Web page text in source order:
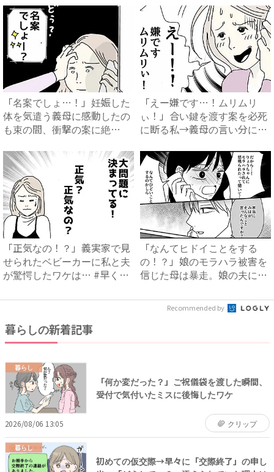
「名案でしょ…！」妊娠した
体を気遣う義母に感動したの
も束の間、衝撃の案に絶
「えー嫌です…！ムリムリ
ぃ！」合い鍵を渡す案を必死
に断る私→義母の言い分にあ
「正気なの！？」義実家で見
せられたベビーカーに私と夫
が驚愕したワケは… #早く
「なんてヒドイことをする
の！？」娘のモラハラ被害を
信じた母は暴走。娘の夫に電
Recommended by
暮らしの新着記事
暮らし
「何か変だった？」ご祝儀袋を渡した瞬間、
受付で気付いたミスに後悔したワケ
2026/08/06 13:05 クリップ
暮らし
初めての仮交際→早々に「交際終了」の申し